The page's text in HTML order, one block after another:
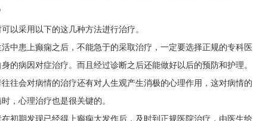
以采用以下的这几种方法进行治疗。
中患上癫痫之后，不能急于的采取治疗，一定要选择正规的专科医
的病因对症治疗。而且经过诊断之后还能做好以后的预防和护理。
往会对病情的治疗还有对人生观产生消极的心理作用，这对病情的
，心理治疗也是很关键的。
初期发现已经得上癫痫大发作后，及时到正规医院治疗，由医生给